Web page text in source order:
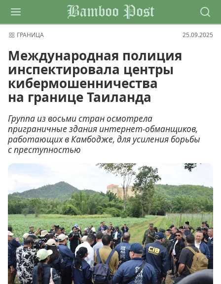
Bamboo Post
ГРАНИЦА 25.09.2025
Международная полиция
инспектировала центры
кибермошенничества
на границе Таиланда
Группа из восьми стран осмотрела
приграничные здания интернет-обманщиков,
работающих в Камбодже, для усиления борьбы
с преступностью